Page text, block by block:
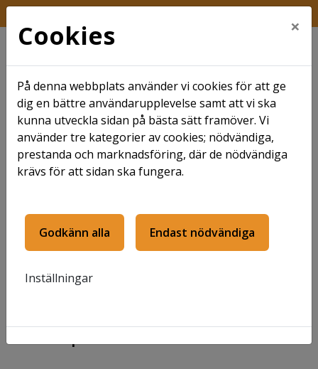
Hem Krambo Projekt Krambo
Projekt Krambo
Planerade projekt 2026
Cookies ×
På denna webbplats använder vi cookies för att ge
dig en bättre användarupplevelse samt att vi ska
kunna utveckla sidan på bästa sätt framöver. Vi
använder tre kategorier av cookies; nödvändiga,
prestanda och marknadsföring, där de nödvändiga
krävs för att sidan ska fungera.
Godkänn alla Endast nödvändiga
Inställningar